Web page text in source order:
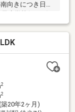
向きにつき日当
アです◎□コン
地ご内覧ご希望
内させていただ
お問合せ承りま
2
2
20年2ヶ月)